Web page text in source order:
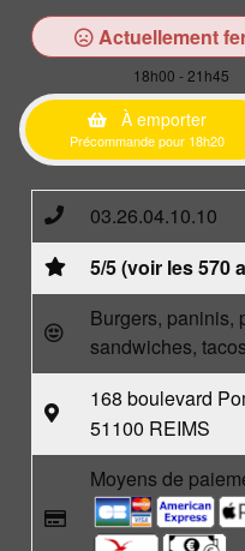
Actuellement
18h00 - 21h45
À emporter
Précommande pour 18h20
03.26.04.10.10
5/5 (voir les 570
Burgers, paninis,
sandwiches,
168 boulevard
51100 REIMS
Moyens de